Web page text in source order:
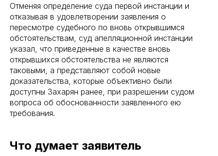
Отменяя определение суда первой инстанции и
отказывая в удовлетворении заявления о
пересмотре судебного по вновь открывшимся
обстоятельствам, суд апелляционной инстанции
указал, что приведенные в качестве вновь
открывшихся обстоятельства не являются
таковыми, а представляют собой новые
доказательства, которые объективно были
доступны Захарян ранее, при разрешении судом
вопроса об обоснованности заявленного ею
требования.
Что думает заявитель